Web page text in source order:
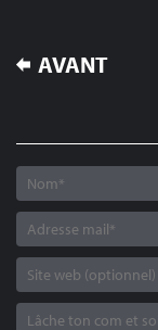
NAVIGATION
DE
AVANT